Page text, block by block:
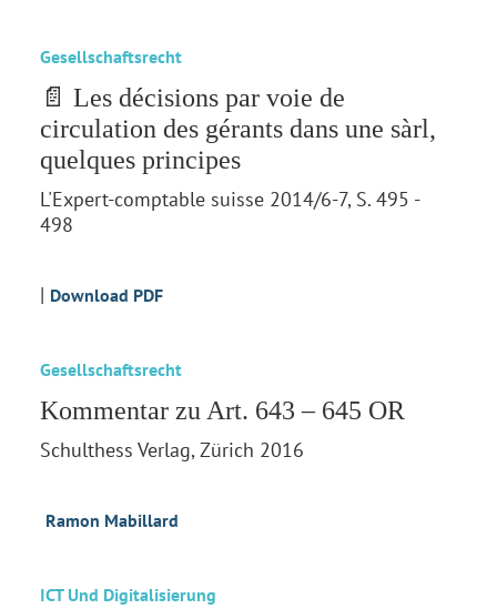
Gesellschaftsrecht
📄 Les décisions par voie de
circulation des gérants dans une sàrl,
quelques principes
L'Expert-comptable suisse 2014/6-7, S. 495 -
498
| Download PDF
Gesellschaftsrecht
Kommentar zu Art. 643 – 645 OR
Schulthess Verlag, Zürich 2016
Ramon Mabillard
ICT Und Digitalisierung